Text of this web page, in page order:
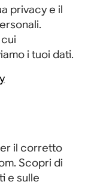
privacy e il
i tuoi dati.
il corretto
Scopri di
e sulle